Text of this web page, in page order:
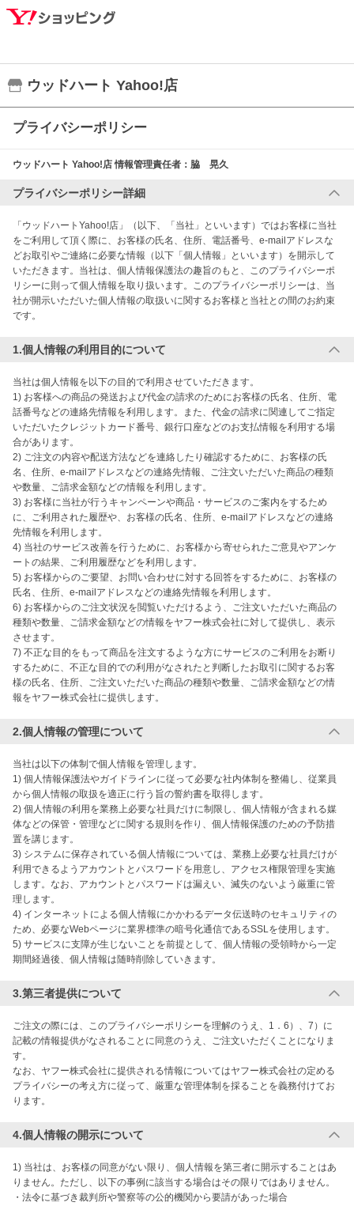
ウッドハート Yahoo!店
プライバシーポリシー
ウッドハート Yahoo!店情報管理責任者： 脇 晃久
プライバシーポリシー詳細
「ウッドハートYahoo!店」（以下、「当社」といいます）ではお客様に当社
をご利用して頂く際に、お客様の氏名、住所、電話番号、e-mailアドレスな
どお取引やご連絡に必要な情報（以下「個人情報」といいます）を開示して
いただきます。当社は、個人情報保護法の趣旨のもと、このプライバシーポ
リシーに則って個人情報を取り扱います。このプライバシーポリシーは、当
社が開示いただいた個人情報の取扱いに関するお客様と当社との間のお約束
です。
1.個人情報の利用目的について
当社は個人情報を以下の目的で利用させていただきます。
1) お客様への商品の発送および代金の請求のためにお客様の氏名、住所、電
話番号などの連絡先情報を利用します。また、代金の請求に関連してご指定
いただいたクレジットカード番号、銀行口座などのお支払情報を利用する場
合があります。
2) ご注文の内容や配送方法などを連絡したり確認するために、お客様の氏
名、住所、e-mailアドレスなどの連絡先情報、ご注文いただいた商品の種類
や数量、ご請求金額などの情報を利用します。
3) お客様に当社が行うキャンペーンや商品・サービスのご案内をするため
に、ご利用された履歴や、お客様の氏名、住所、e-mailアドレスなどの連絡
先情報を利用します。
4) 当社のサービス改善を行うために、お客様から寄せられたご意見やアンケ
ートの結果、ご利用履歴などを利用します。
5) お客様からのご要望、お問い合わせに対する回答をするために、お客様の
氏名、住所、e-mailアドレスなどの連絡先情報を利用します。
6) お客様からのご注文状況を閲覧いただけるよう、ご注文いただいた商品の
種類や数量、ご請求金額などの情報をヤフー株式会社に対して提供し、表示
させます。
7) 不正な目的をもって商品を注文するような方にサービスのご利用をお断り
するために、不正な目的での利用がなされたと判断したお取引に関するお客
様の氏名、住所、ご注文いただいた商品の種類や数量、ご請求金額などの情
報をヤフー株式会社に提供します。
2.個人情報の管理について
当社は以下の体制で個人情報を管理します。
1) 個人情報保護法やガイドラインに従って必要な社内体制を整備し、従業員
から個人情報の取扱を適正に行う旨の誓約書を取得します。
2) 個人情報の利用を業務上必要な社員だけに制限し、個人情報が含まれる媒
体などの保管・管理などに関する規則を作り、個人情報保護のための予防措
置を講じます。
3) システムに保存されている個人情報については、業務上必要な社員だけが
利用できるようアカウントとパスワードを用意し、アクセス権限管理を実施
します。なお、アカウントとパスワードは漏えい、滅失のないよう厳重に管
理します。
4) インターネットによる個人情報にかかわるデータ伝送時のセキュリティの
ため、必要なWebページに業界標準の暗号化通信であるSSLを使用します。
5) サービスに支障が生じないことを前提として、個人情報の受領時から一定
期間経過後、個人情報は随時削除していきます。
3.第三者提供について
ご注文の際には、このプライバシーポリシーを理解のうえ、1．6）、7）に
記載の情報提供がなされることに同意のうえ、ご注文いただくことになりま
す。
なお、ヤフー株式会社に提供される情報についてはヤフー株式会社の定める
プライバシーの考え方に従って、厳重な管理体制を採ることを義務付けてお
ります。
4.個人情報の開示について
1) 当社は、お客様の同意がない限り、個人情報を第三者に開示することはあ
りません。ただし、以下の事例に該当する場合はその限りではありません。
・法令に基づき裁判所や警察等の公的機関から要請があった場合